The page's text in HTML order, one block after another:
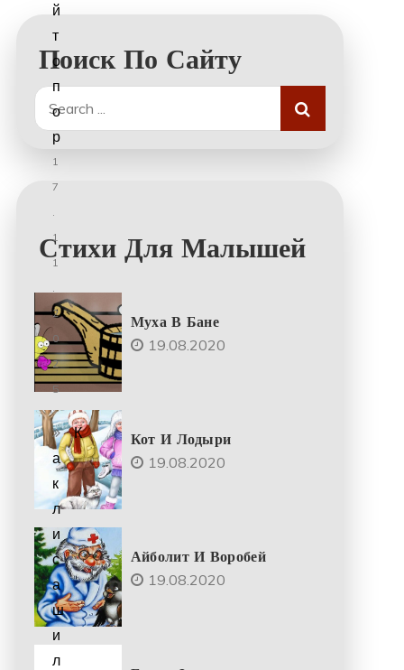
Поиск По Сайту
Search
for:
Стихи Для Малышей
Муха В Бане
19.08.2020
Кот И Лодыри
19.08.2020
Айболит И Воробей
19.08.2020
й
т
о
п
о
р
1
7
.
1
1
.
2
0
2
5
К
а
к
л
и
с
а
ш
и
л